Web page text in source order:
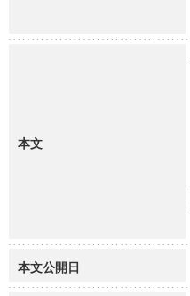
本文
本文公開日